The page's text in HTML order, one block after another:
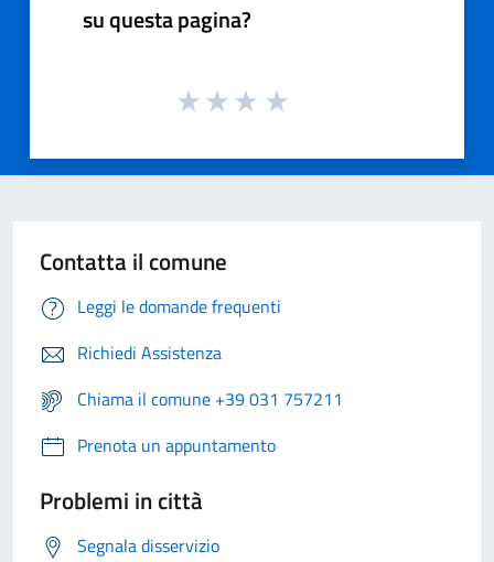
su questa pagina?
Contatta il comune
Leggi le domande frequenti
Richiedi Assistenza
Chiama il comune +39 031 757211
Prenota un appuntamento
Problemi in città
Segnala disservizio